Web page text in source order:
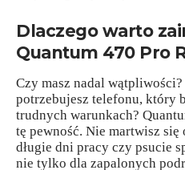
Dlaczego warto
Quantum 470 Pro
Czy masz nadal
potrzebujesz telefonu, który
trudnych warunkach?
tę pewność. Nie martwisz
długie dni pracy czy psucie
nie tylko dla zapalonych